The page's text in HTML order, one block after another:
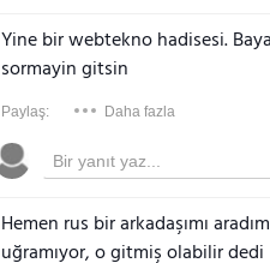
Yine bir webtekno hadisesi.
sormayin gitsin
Paylaş: Daha fazla
Hemen rus bir arkadaşımı
uğramıyor, o gitmiş olabilir dedi